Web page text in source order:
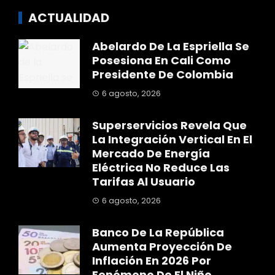
ACTUALIDAD
Abelardo De La Espriella Se
Posesiona En Cali Como
Presidente De Colombia
6 agosto, 2026
Superservicios Revela Que
La Integración Vertical En El
Mercado De Energía
Eléctrica No Reduce Las
Tarifas Al Usuario
6 agosto, 2026
Banco De La República
Aumenta Proyección De
Inflación En 2026 Por